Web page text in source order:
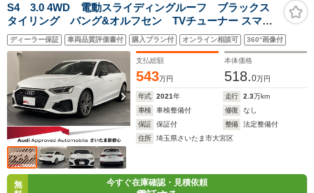
S4 3.0 4WD 電動スライディングルーフ ブラックス
タイリング バング&オルフセン TVチューナー スマホ
ワイヤレスチャージ ファインナッパレザー プライバシ
ーガラス
ディーラー保証 車両品質評価書付 購入プラン付 オンライン相談可 360°画像付
支払総額
543万円
本体価格
518.0万円
年式 2021年 走行 2.3万km
車検
車検整備付 修復
なし
保証
保証付 整備
法定整備付
住所
埼玉県さいたま市大宮区
無
今すぐ在庫確認・見積依頼